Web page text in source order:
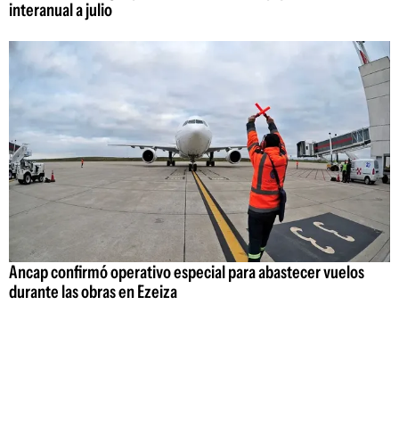
interanual a julio
Ancap confirmó operativo especial para abastecer vuelos
durante las obras en Ezeiza